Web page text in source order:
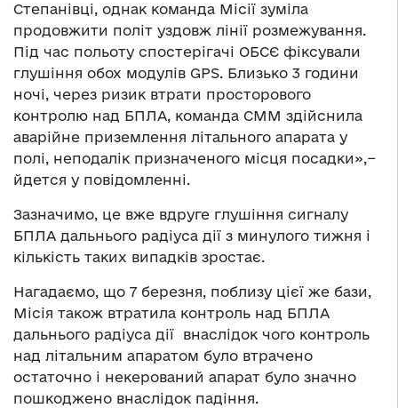
Степанівці, однак команда Місії зуміла
продовжити політ уздовж лінії розмежування.
Під час польоту спостерігачі ОБСЄ фіксували
глушіння обох модулів GPS. Близько 3 години
ночі, через ризик втрати просторового
контролю над БПЛА, команда СММ здійснила
аварійне приземлення літального апарата у
полі, неподалік призначеного місця посадки»,−
йдется у повідомленні.
Зазначимо, це вже вдруге глушіння сигналу
БПЛА дальнього радіуса дії з минулого тижня і
кількість таких випадків зростає.
Нагадаємо, що 7 березня, поблизу цієї же бази,
Місія також втратила контроль над БПЛА
дальнього радіуса дії внаслідок чого контроль
над літальним апаратом було втрачено
остаточно і некерований апарат було значно
пошкоджено внаслідок падіння.